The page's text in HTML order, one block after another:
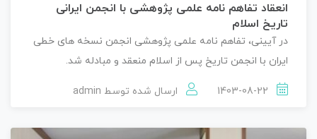
انعقاد تفاهم نامه علمی پژوهشی با انجمن ایرانی
تاریخ اسلام
در آیینی، تفاهم نامه علمی پژوهشی انجمن نسخه های خطی
ایران با انجمن تاریخ پس از اسلام منعقد و مبادله شد.
ارسال شده توسط admin